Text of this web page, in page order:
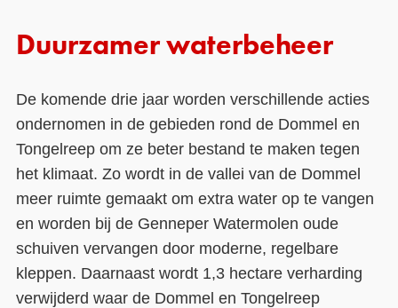
Duurzamer waterbeheer
De komende drie jaar worden verschillende acties
ondernomen in de gebieden rond de Dommel en
Tongelreep om ze beter bestand te maken tegen
het klimaat. Zo wordt in de vallei van de Dommel
meer ruimte gemaakt om extra water op te vangen
en worden bij de Genneper Watermolen oude
schuiven vervangen door moderne, regelbare
kleppen. Daarnaast wordt 1,3 hectare verharding
verwijderd waar de Dommel en Tongelreep